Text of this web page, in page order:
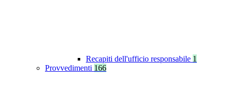
Recapiti dell'ufficio responsabile 1
Provvedimenti 166